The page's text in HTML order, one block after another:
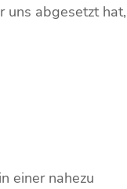
uns abgesetzt hat,
einer nahezu